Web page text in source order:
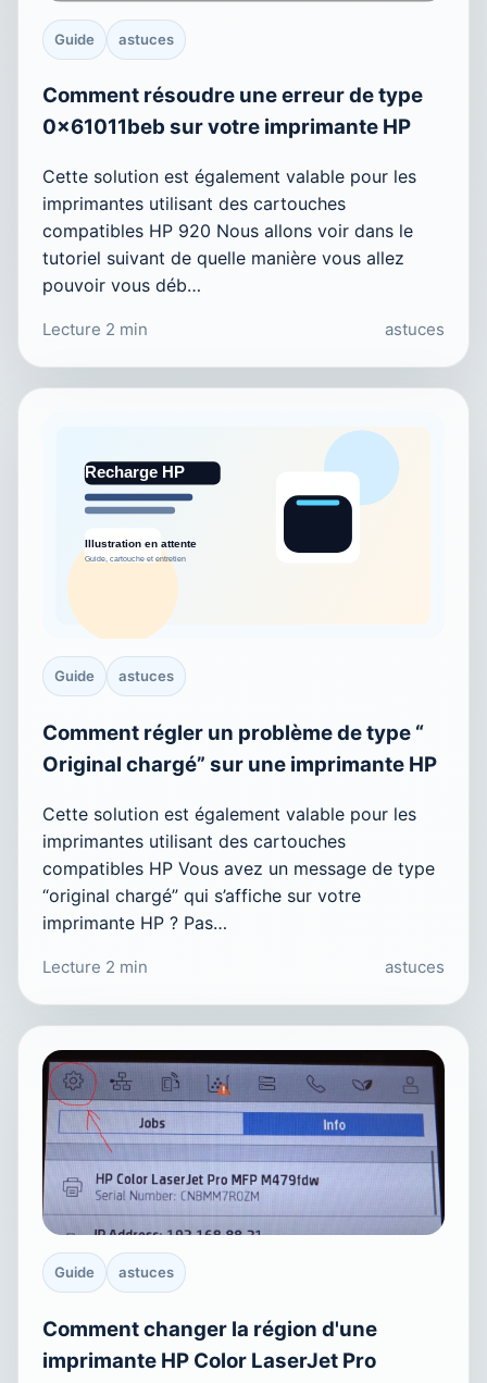
Guide astuces
Comment résoudre une erreur de type
0x61011beb sur votre imprimante HP
Cette solution est également valable pour les
imprimantes utilisant des cartouches
compatibles HP 920 Nous allons voir dans le
tutoriel suivant de quelle manière vous allez
pouvoir vous déb…
Lecture 2 min astuces
Guide astuces
Comment régler un problème de type “
Original chargé” sur une imprimante HP
Cette solution est également valable pour les
imprimantes utilisant des cartouches
compatibles HP Vous avez un message de type
“original chargé” qui s’affiche sur votre
imprimante HP ? Pas…
Lecture 2 min astuces
Guide astuces
Comment changer la région d'une
imprimante HP Color LaserJet Pro